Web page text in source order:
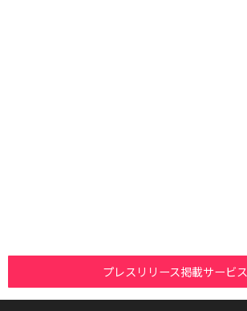
プレスリリース掲載サービス